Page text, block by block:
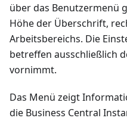
über das Benutzermenü
Höhe der Überschrift,
Arbeitsbereichs. Die
betreffen ausschließlich
vornimmt.
Das Menü zeigt
die Business Central